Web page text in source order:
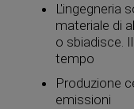
L'ingegneria
materiale di
o sbiadisce.
tempo
Produzione
emissioni